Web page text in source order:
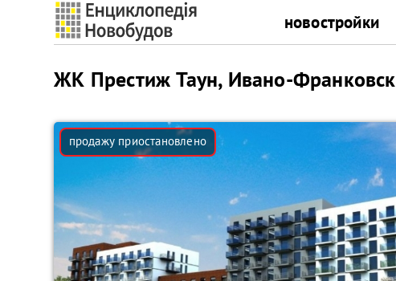
новостройки
ЖК Престиж Таун, Ивано-Франковск